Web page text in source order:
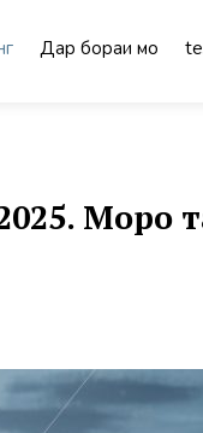
Дар бораи мо
Моро